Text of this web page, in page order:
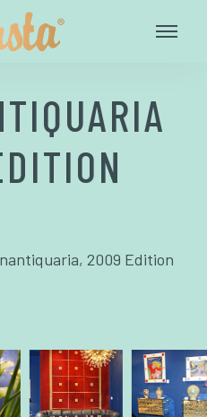
2009 Edition